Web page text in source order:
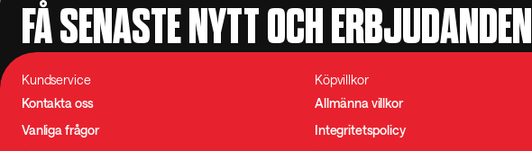
FÅ SENASTE NYTT OCH ERBJUDANDEN
Kundservice
Kontakta oss
Vanliga frågor
Köpvillkor
Allmänna villkor
Integritetspolicy